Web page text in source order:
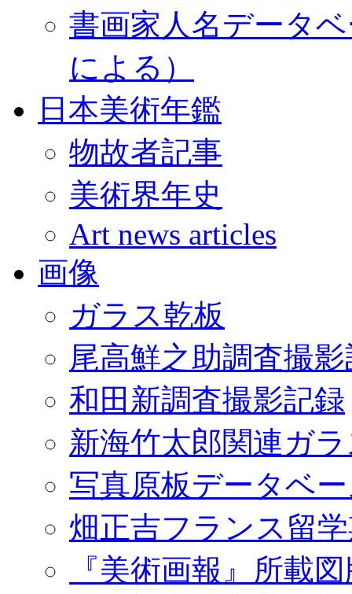
書画家人名データ
による）
日本美術年鑑
物故者記事
美術界年史
Art news articles
画像
ガラス乾板
尾高鮮之助調査撮
和田新調査撮影記録
新海竹太郎関連ガ
写真原板データベ
畑正吉フランス留
『美術画報』所載